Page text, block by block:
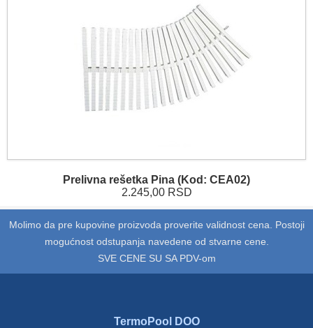
Prelivna rešetka Pina (Kod: CEA02)
2.245,00 RSD
Molimo da pre kupovine proizvoda proverite validnost cena. Postoji
mogućnost odstupanja navedene od stvarne cene.
SVE CENE SU SA PDV-om
TermoPool DOO